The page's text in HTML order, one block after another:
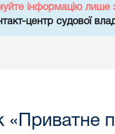
інформацію лише
центр судової
«Приватне